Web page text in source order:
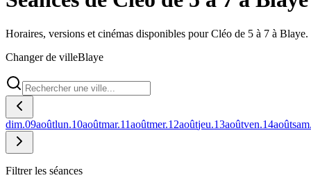
Horaires, versions et cinémas disponibles pour Cléo de 5 à 7 à Blaye.
Changer de villeBlaye
dim.09aoûtlun.10aoûtmar.11aoûtmer.12aoûtjeu.13aoûtven.14aoûtsam.
Filtrer les séances